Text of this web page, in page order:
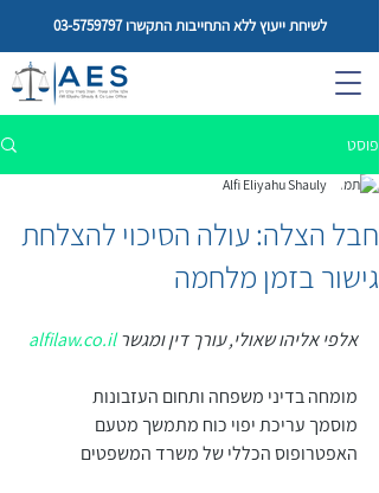
לשיחת ייעוץ ללא התחייבות התקשרו03-5759797
פוסט
חבל הצלה: עולה הסיכוי להצלחת
גישור בזמן מלחמה
Alfi Eliyahu Shauly
אלפי אליהו שאולי, עורך דין ומגשר alfilaw.co.il
מומחה בדיני משפחה ותחום העזבונות
מוסמך עריכת יפוי כוח מתמשך מטעם
האפטרופוס הכללי של משרד המשפטים